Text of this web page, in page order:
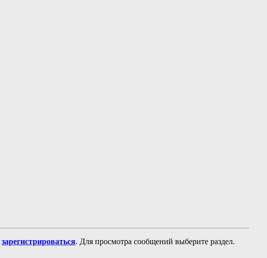
зарегистрироваться. Для просмотра сообщений выберите раздел.